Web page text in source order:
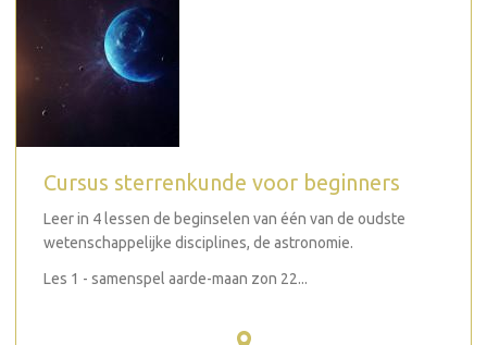
Cursus sterrenkunde voor beginners
Leer in 4 lessen de beginselen van één van de oudste
wetenschappelijke disciplines, de astronomie.
Les 1 - samenspel aarde-maan zon 22...